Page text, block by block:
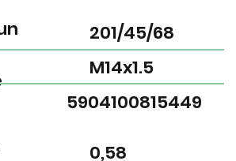
5904100815449
M14x1.5
201/45/68
0,58